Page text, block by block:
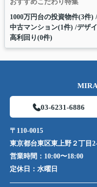
おすすめこだわり特集
1000万円台の投資物件(3件)
中古マンション(1件) デザ
高利回り(0件)
03-6231-6886
〒110-0015
東京都台東区東上野２丁目
営業時間： 10:00〜18:00
定休日： 水曜日